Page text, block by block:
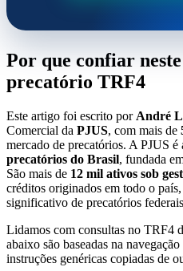
Por que confiar
precatório TRF4
Este artigo foi escrito por André
Comercial da PJUS, com mais de
mercado de precatórios. A PJUS é
precatórios do Brasil, fundada
São mais de 12 mil ativos sob
créditos originados em todo o
significativo de precatórios
Lidamos com consultas no TRF4
abaixo são baseadas na
instruções genéricas copiadas de